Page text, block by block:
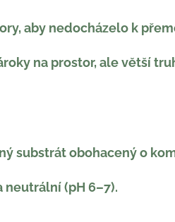
aby nedocházelo k
na prostor, ale větší
substrát obohacený o
neutrální (pH 6–7).